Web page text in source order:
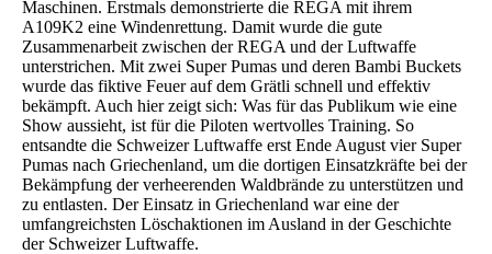
Maschinen. Erstmals demonstrierte die REGA mit ihrem
A109K2 eine Windenrettung. Damit wurde die gute
Zusammenarbeit zwischen der REGA und der Luftwaffe
unterstrichen. Mit zwei Super Pumas und deren Bambi Buckets
wurde das fiktive Feuer auf dem Grätli schnell und effektiv
bekämpft. Auch hier zeigt sich: Was für das Publikum wie eine
Show aussieht, ist für die Piloten wertvolles Training. So
entsandte die Schweizer Luftwaffe erst Ende August vier Super
Pumas nach Griechenland, um die dortigen Einsatzkräfte bei der
Bekämpfung der verheerenden Waldbrände zu unterstützen und
zu entlasten. Der Einsatz in Griechenland war eine der
umfangreichsten Löschaktionen im Ausland in der Geschichte
der Schweizer Luftwaffe.